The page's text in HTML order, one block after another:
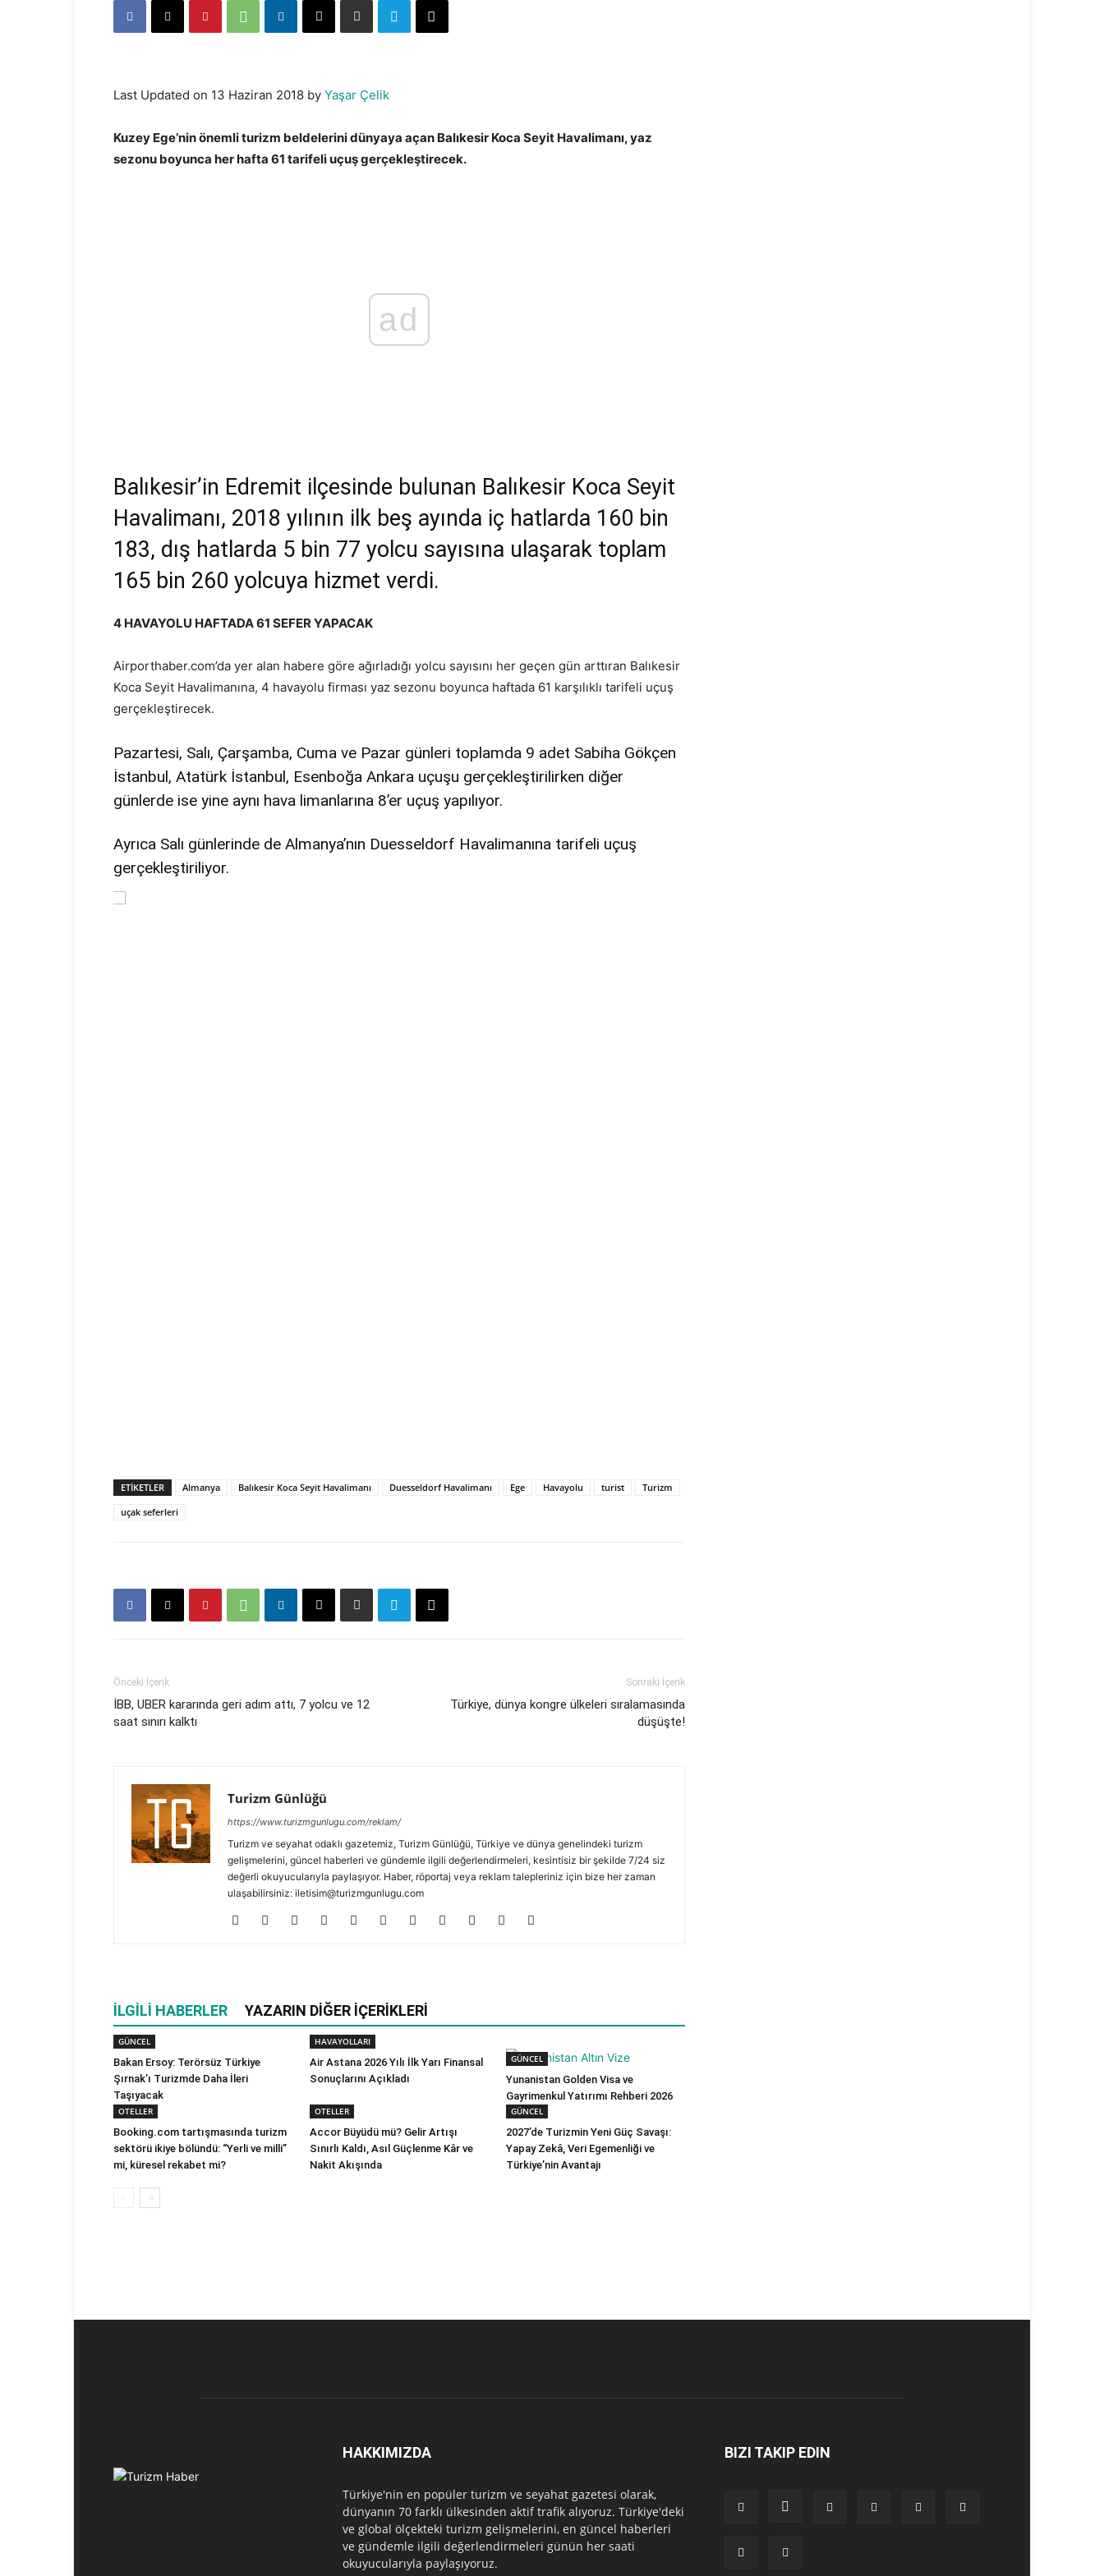
Last Updated on 13 Haziran 2018 by Yaşar Çelik
Kuzey Ege’nin önemli turizm beldelerini dünyaya açan Balıkesir Koca Seyit Havalimanı, yaz
sezonu boyunca her hafta 61 tarifeli uçuş gerçekleştirecek.
ad
Balıkesir’in Edremit ilçesinde bulunan Balıkesir Koca Seyit
Havalimanı, 2018 yılının ilk beş ayında iç hatlarda 160 bin
183, dış hatlarda 5 bin 77 yolcu sayısına ulaşarak toplam
165 bin 260 yolcuya hizmet verdi.
4 HAVAYOLU HAFTADA 61 SEFER YAPACAK
Airporthaber.com’da yer alan habere göre ağırladığı yolcu sayısını her geçen gün arttıran Balıkesir
Koca Seyit Havalimanına, 4 havayolu firması yaz sezonu boyunca haftada 61 karşılıklı tarifeli uçuş
gerçekleştirecek.
Pazartesi, Salı, Çarşamba, Cuma ve Pazar günleri toplamda 9 adet Sabiha Gökçen
İstanbul, Atatürk İstanbul, Esenboğa Ankara uçuşu gerçekleştirilirken diğer
günlerde ise yine aynı hava limanlarına 8’er uçuş yapılıyor.
Ayrıca Salı günlerinde de Almanya’nın Duesseldorf Havalimanına tarifeli uçuş
gerçekleştiriliyor.
ETIKETLER Almanya Balıkesir Koca Seyit Havalimanı Duesseldorf Havalimanı Ege Havayolu turist
Turizm
uçak seferleri
Önceki İçerik
İBB, UBER kararında geri adım attı, 7 yolcu ve 12
saat sınırı kalktı
Sonraki İçerik
Türkiye, dünya kongre ülkeleri sıralamasında
düşüşte!
Turizm Günlüğü
https://www.turizmgunlugu.com/reklam/
Turizm ve seyahat odaklı gazetemiz, Turizm Günlüğü, Türkiye ve dünya genelindeki turizm
gelişmelerini, güncel haberleri ve gündemle ilgili değerlendirmeleri, kesintisiz bir şekilde 7/24 siz
değerli okuyucularıyla paylaşıyor. Haber, röportaj veya reklam talepleriniz için bize her zaman
ulaşabilirsiniz: iletisim@turizmgunlugu.com
İLGILI HABERLER YAZARIN DIĞER İÇERIKLERI
GÜNCEL
Bakan Ersoy: Terörsüz Türkiye
Şırnak’ı Turizmde Daha İleri
Taşıyacak
HAVAYOLLARI
Air Astana 2026 Yılı İlk Yarı Finansal
Sonuçlarını Açıkladı
GÜNCEL
Yunanistan Golden Visa ve
Gayrimenkul Yatırımı Rehberi 2026
OTELLER
Booking.com tartışmasında turizm
sektörü ikiye bölündü: “Yerli ve milli”
mi, küresel rekabet mi?
OTELLER
Accor Büyüdü mü? Gelir Artışı
Sınırlı Kaldı, Asıl Güçlenme Kâr ve
Nakit Akışında
GÜNCEL
2027’de Turizmin Yeni Güç Savaşı:
Yapay Zekâ, Veri Egemenliği ve
Türkiye’nin Avantajı
HAKKIMIZDA
Türkiye'nin en popüler turizm ve seyahat gazetesi olarak,
dünyanın 70 farklı ülkesinden aktif trafik alıyoruz. Türkiye'deki
ve global ölçekteki turizm gelişmelerini, en güncel haberleri
ve gündemle ilgili değerlendirmeleri günün her saati
okuyucularıyla paylaşıyoruz.
BIZI TAKIP EDIN